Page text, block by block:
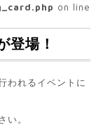
on line
登場！
われるイベントに
い。